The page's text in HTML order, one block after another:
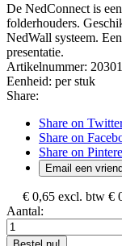
De NedConnect is
folderhouders.
NedWall systeem.
presentatie.
Artikelnummer:
Eenheid: per stuk
Share:
Share on
Share on
Share on
Email een vriend
€ 0,65 excl. btw €
Aantal: